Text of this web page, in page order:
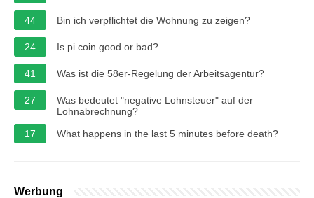
44 Bin ich verpflichtet die Wohnung zu zeigen?
24 Is pi coin good or bad?
41 Was ist die 58er-Regelung der Arbeitsagentur?
27
Was bedeutet "negative Lohnsteuer" auf der
Lohnabrechnung?
17
What happens in the last 5 minutes before death?
Werbung